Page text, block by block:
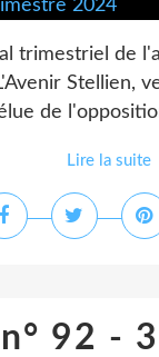
trimestriel de
Stellien,
de
Lire la suite
92 -